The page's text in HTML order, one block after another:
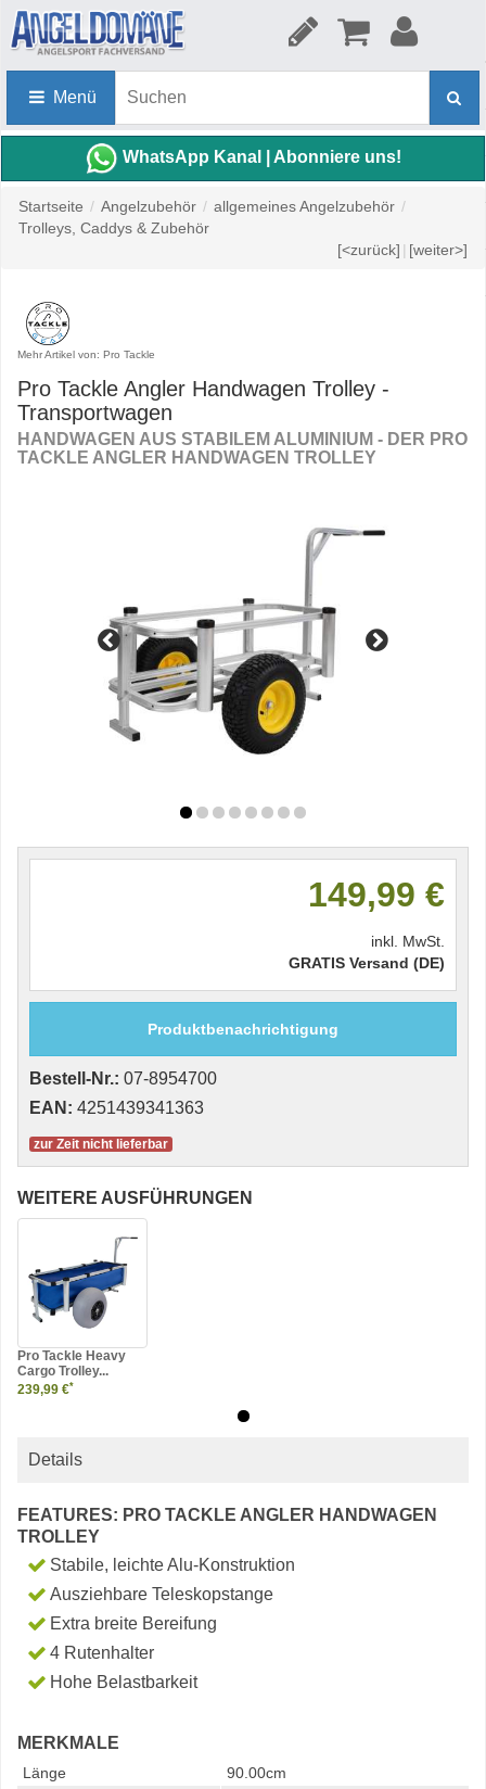
Menü
WhatsApp Kanal | Abonniere uns!
Startseite / Angelzubehör / allgemeines Angelzubehör /
Trolleys, Caddys & Zubehör
[<zurück] | [weiter>]
Mehr Artikel von: Pro Tackle
Pro Tackle Angler Handwagen Trolley -
Transportwagen
HANDWAGEN AUS STABILEM ALUMINIUM - DER PRO
TACKLE ANGLER HANDWAGEN TROLLEY
149,99 €
inkl. MwSt.
GRATIS Versand (DE)
Produktbenachrichtigung
Bestell-Nr.: 07-8954700
EAN: 4251439341363
zur Zeit nicht lieferbar
WEITERE AUSFÜHRUNGEN
Pro Tackle Heavy
Cargo Trolley...
239,99 €*
Details
FEATURES: PRO TACKLE ANGLER HANDWAGEN
TROLLEY
Stabile, leichte Alu-Konstruktion
Ausziehbare Teleskopstange
Extra breite Bereifung
4 Rutenhalter
Hohe Belastbarkeit
MERKMALE
Länge
90.00cm